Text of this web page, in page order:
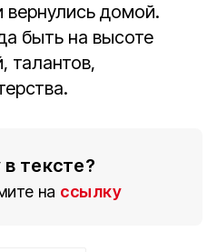
вернулись домой.
быть на высоте
талантов,
тексте?
на ссылку